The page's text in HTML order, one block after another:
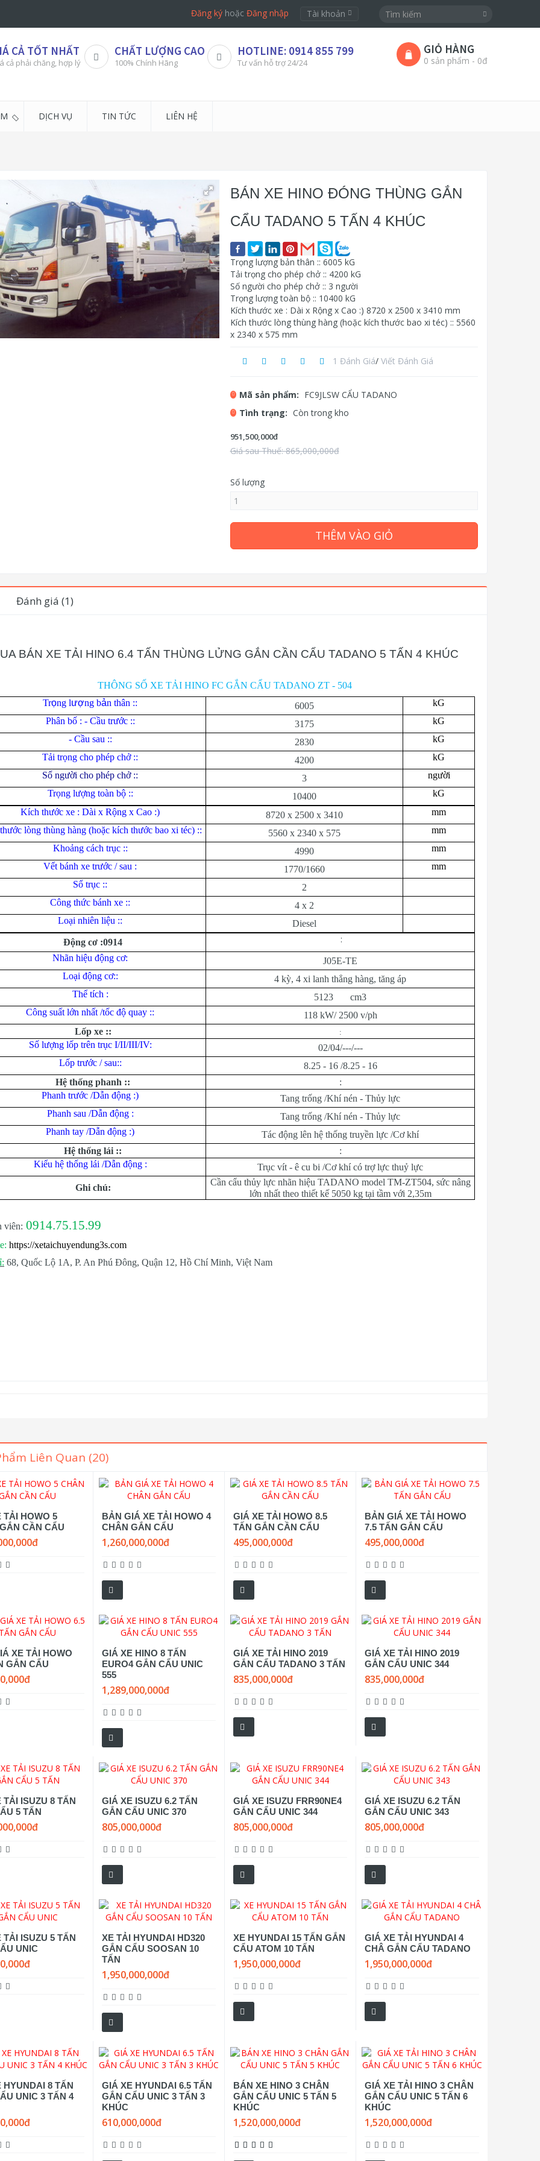
Đăng ký hoặcĐăng nhập Tài khoản
CẢ TỐT NHẤT
cả phải chăng, hợp lý
CHẤT LƯỢNG CAO
100% Chính Hãng
HOTLINE: 0914 855 799
Tư vấn hỗ trợ 24/24
GIỎ HÀNG
0 sản phẩm - 0đ
DỊCH VỤ TIN TỨC LIÊN HỆ
BÁN XE HINO ĐÓNG THÙNG GẮN
CẨU TADANO 5 TẤN 4 KHÚC
Trọng lượng bản thân :: 6005 kG
Tải trọng cho phép chở :: 4200 kG
Số người cho phép chở :: 3 người
Trọng lượng toàn bộ :: 10400 kG
Kích thước xe : Dài x Rộng x Cao :) 8720 x 2500 x 3410 mm
Kích thước lòng thùng hàng (hoặc kích thước bao xi téc) :: 5560
x 2340 x 575 mm
1 Đánh Giá/ Viết Đánh Giá
Mã sản phẩm: FC9JLSW CẨU TADANO
Tình trạng: Còn trong kho
951,500,000đ
Giá sau Thuế: 865,000,000đ
Số lượng
THÊM VÀO GIỎ
Đánh giá (1)
BÁN XE TẢI HINO 6.4 TẤN THÙNG LỬNG GẮN CẦN CẨU TADANO 5 TẤN 4 KHÚC
THÔNG SỐ XE TẢI HINO FC GẮN CẨU TADANO ZT - 504
Trọng lượng bản thân :: 6005
kG
Phân bố : - Cầu trước ::
3175
kG
- Cầu sau ::
2830
kG
Tải trọng cho phép chở ::
4200
kG
Số người cho phép chở ::
3
người
Trọng lượng toàn bộ ::
10400
kG
Kích thước xe : Dài x Rộng x Cao :)
8720 x 2500 x 3410
mm
lòng thùng hàng (hoặc kích thước bao xi téc) ::
5560 x 2340 x 575
mm
Khoảng cách trục ::
4990
mm
Vết bánh xe trước / sau :
1770/1660
mm
Số trục ::
2
Công thức bánh xe ::
4 x 2
Loại nhiên liệu ::
Diesel
Động cơ :0914
:
Nhãn hiệu động cơ:
J05E-TE
Loại động cơ::
4 kỳ, 4 xi lanh thẳng hàng, tăng áp
Thể tích :
5123 cm3
Công suất lớn nhất /tốc độ quay ::
118 kW/ 2500 v/ph
Lốp xe ::
:
Số lượng lốp trên trục I/II/III/IV:
02/04/---/---
Lốp trước / sau::
8.25 - 16 /8.25 - 16
Hệ thống phanh ::
:
Phanh trước /Dẫn động :)
Tang trống /Khí nén - Thủy lực
Phanh sau /Dẫn động :
Tang trống /Khí nén - Thủy lực
Phanh tay /Dẫn động :)
Tác động lên hệ thống truyền lực /Cơ khí
Hệ thống lái ::
:
Kiểu hệ thống lái /Dẫn động :
Trục vít - ê cu bi /Cơ khí có trợ lực thuỷ lực
Ghi chú:
Cần cẩu thủy lực nhãn hiệu TADANO model TM-ZT504, sức nâng
lớn nhất theo thiết kế 5050 kg tại tầm với 2,35m
viên: 0914.75.15.99
https://xetaichuyendung3s.com
68, Quốc Lộ 1A, P. An Phú Đông, Quận 12, Hồ Chí Minh, Việt Nam
Liên Quan (20)
TẢI HOWO 5
CẦN CẨU
BẢN GIÁ XE TẢI HOWO 4
CHÂN GẮN CẨU
1,260,000,000đ
GIÁ XE TẢI HOWO 8.5
TẤN GẮN CẦN CẨU
495,000,000đ
BẢN GIÁ XE TẢI HOWO
7.5 TẤN GẮN CẨU
495,000,000đ
XE TẢI HOWO
GẮN CẨU
GIÁ XE HINO 8 TẤN
EURO4 GẮN CẨU UNIC
555
1,289,000,000đ
GIÁ XE TẢI HINO 2019
GẮN CẨU TADANO 3 TẤN
835,000,000đ
GIÁ XE TẢI HINO 2019
GẮN CẨU UNIC 344
835,000,000đ
TẢI ISUZU 8 TẤN
5 TẤN
GIÁ XE ISUZU 6.2 TẤN
GẮN CẨU UNIC 370
805,000,000đ
GIÁ XE ISUZU FRR90NE4
GẮN CẨU UNIC 344
805,000,000đ
GIÁ XE ISUZU 6.2 TẤN
GẮN CẨU UNIC 343
805,000,000đ
TẢI ISUZU 5 TẤN
UNIC
XE TẢI HYUNDAI HD320
GẮN CẨU SOOSAN 10
TẤN
1,950,000,000đ
XE HYUNDAI 15 TẤN GẮN
CẨU ATOM 10 TẤN
1,950,000,000đ
GIÁ XE TẢI HYUNDAI 4
CHÂ GẮN CẨU TADANO
1,950,000,000đ
HYUNDAI 8 TẤN
UNIC 3 TẤN 4
GIÁ XE HYUNDAI 6.5 TẤN
GẮN CẨU UNIC 3 TẤN 3
KHÚC
610,000,000đ
BÁN XE HINO 3 CHÂN
GẮN CẨU UNIC 5 TẤN 5
KHÚC
1,520,000,000đ
GIÁ XE TẢI HINO 3 CHÂN
GẮN CẨU UNIC 5 TẤN 6
KHÚC
1,520,000,000đ